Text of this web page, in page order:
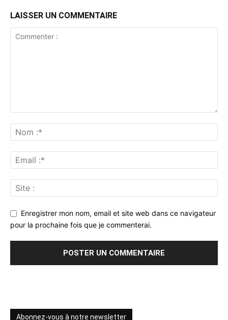
LAISSER UN COMMENTAIRE
Enregistrer mon nom, email et site web dans ce navigateur
pour la prochaine fois que je commenterai.
Abonnez-vous à notre newsletter